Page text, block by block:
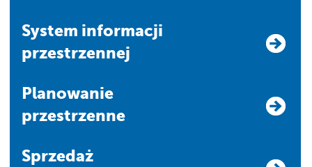
system informacji
przestrzennej
Planowanie
przestrzenne
Sprzedaż